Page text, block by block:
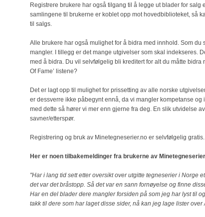
Registrere brukere har også tilgang til å legge ut blader for
samlingene til brukerne er koblet opp mot hovedbiblioteket, så
til salgs.
Alle brukere har også mulighet for å bidra med innhold. Som du
mangler. I tillegg er det mange utgivelser som skal indekseres.
med å bidra. Du vil selvfølgelig bli kreditert for alt du måtte bidra
Of Fame’ listene?
Det er lagt opp til mulighet for prissetting av alle norske
er dessverre ikke påbegynt ennå, da vi mangler kompetanse
med dette så hører vi mer enn gjerne fra deg. En slik utvidelse
savner/etterspør.
Registrering og bruk av Minetegneserier.no er selvfølgelig gratis.
Her er noen tilbakemeldinger fra brukerne av
"Har i lang tid sett etter oversikt over utgitte tegneserier i Norge
det var det bråstopp. Så det var en sann fornøyelse og finne
Har en del blader dere mangler forsiden på som jeg har lyst til
takk til dere som har laget disse sider, nå kan jeg lage lister